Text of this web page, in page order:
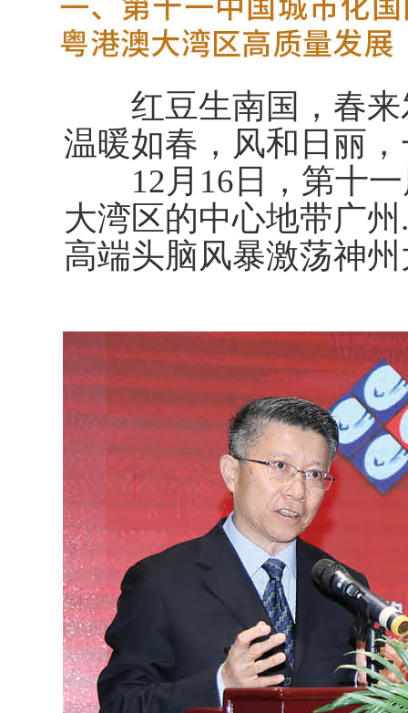
红豆生南国，春来
温暖如春，风和日丽
12月16日，第十一
大湾区的中心地带广
高端头脑风暴激荡神